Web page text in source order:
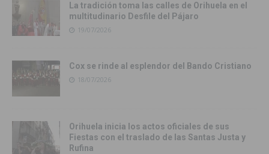
La tradición toma las calles de Orihuela en el
multitudinario Desfile del Pájaro
19/07/2026
Cox se rinde al esplendor del Bando Cristiano
18/07/2026
Orihuela inicia los actos oficiales de sus
Fiestas con el traslado de las Santas Justa y
Rufina